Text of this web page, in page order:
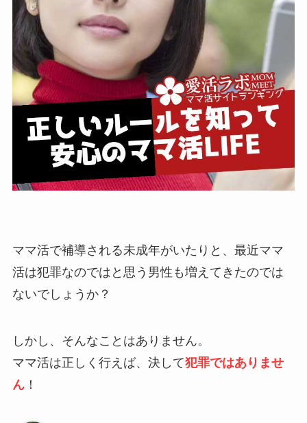
ママ活で補導される未成年がいたりと、最近ママ
活は犯罪なのではと思う男性も増えてきたのでは
ないでしょうか？
しかし、そんなことはありません。
ママ活は正しく行えば、決して犯罪ではありませ
ん！